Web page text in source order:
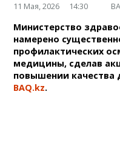
11 Мая, 2026 14:30
Министерство
намерено
профилактических
медицины, сделав
повышении качества
BAQ.kz.